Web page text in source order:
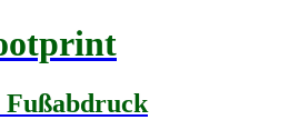
Fußabdruck